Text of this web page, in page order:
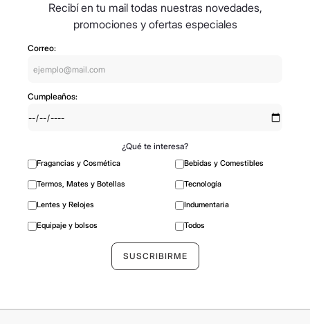
Recibí en tu mail todas nuestras novedades,
promociones y ofertas especiales
Correo:
Cumpleaños:
¿Qué te interesa?
Fragancias y Cosmética Bebidas y Comestibles
Termos, Mates y Botellas Tecnología
Lentes y Relojes Indumentaria
Equipaje y bolsos Todos